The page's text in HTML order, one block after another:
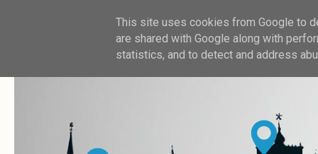
This site uses cookies from Google to
are shared with Google along with
statistics, and to detect and address